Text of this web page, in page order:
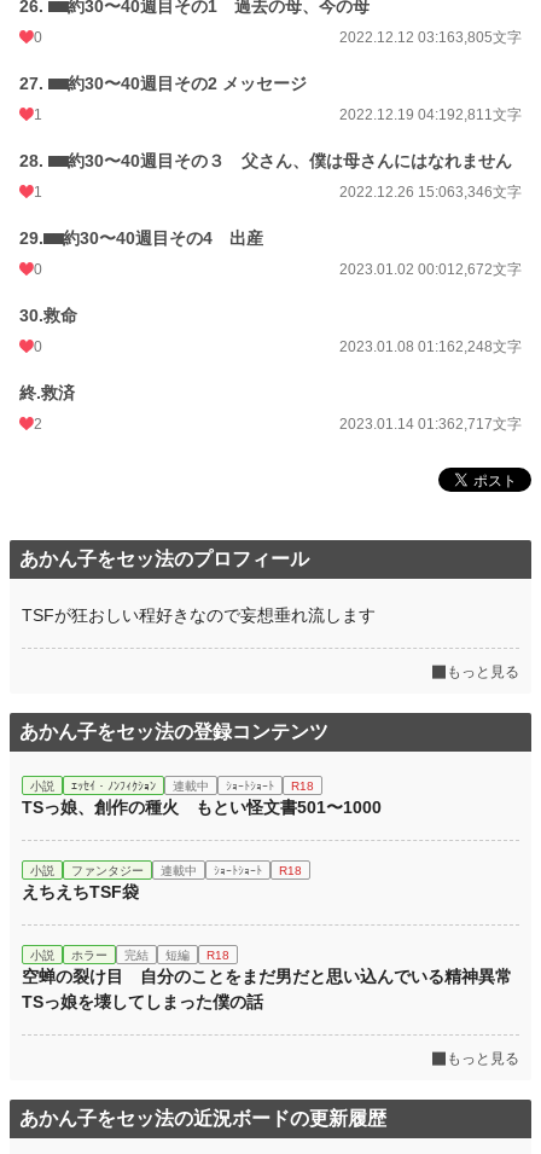
26. ⬛︎⬛︎約30〜40週目その1 過去の母、今の母
0 2022.12.12 03:163,805文字
27. ⬛︎⬛︎約30〜40週目その2 メッセージ
1 2022.12.19 04:192,811文字
28. ⬛︎⬛︎約30〜40週目その３ 父さん、僕は母さんにはなれません
1 2022.12.26 15:063,346文字
29.⬛︎⬛︎約30〜40週目その4 出産
0 2023.01.02 00:012,672文字
30.救命
0 2023.01.08 01:162,248文字
終.救済
2 2023.01.14 01:362,717文字
あかん子をセッ法のプロフィール
TSFが狂おしい程好きなので妄想垂れ流します
もっと見る
あかん子をセッ法の登録コンテンツ
小説 ｴｯｾｲ・ﾉﾝﾌｨｸｼｮﾝ 連載中 ｼｮｰﾄｼｮｰﾄ R18
TSっ娘、創作の種火 もとい怪文書501〜1000
小説 ファンタジー 連載中 ｼｮｰﾄｼｮｰﾄ R18
えちえちTSF袋
小説 ホラー 完結 短編 R18
空蝉の裂け目 自分のことをまだ男だと思い込んでいる精神異常
TSっ娘を壊してしまった僕の話
もっと見る
あかん子をセッ法の近況ボードの更新履歴